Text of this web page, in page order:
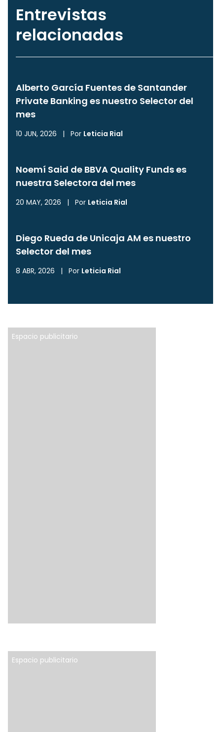
Entrevistas
relacionadas
Alberto García Fuentes de Santander
Private Banking es nuestro Selector del
mes
10 JUN, 2026 | Por Leticia Rial
Noemí Said de BBVA Quality Funds es
nuestra Selectora del mes
20 MAY, 2026 | Por Leticia Rial
Diego Rueda de Unicaja AM es nuestro
Selector del mes
8 ABR, 2026 | Por Leticia Rial
Espacio publicitario
Espacio publicitario